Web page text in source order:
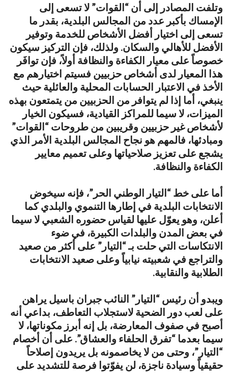
وتلفت المصادر إلى أن “القوات” لا تسعى إلى
الإمساك بأكبر عدد من المجالس البلدية، بقدر ما
تسعى إلى اختيار أفضل الأشخاص للخدمة وتوفير
الأفضل للأهالي والسكان. ولذلك، فإن التركيز سيكون
خصوصاً على معيار الكفاءة والنظافة أولاً، فإن توافَر
هذا المعيار لدى أشخاص حزبيين فسيتم اختيارهم مع
الأخذ في الاعتبار الحسابات المحلية والعائلية حيث
ينبغي، أما إذا لم يتوافر من الحزبيين من يتمتعون بهذه
الميزات، لا سيما للمراكز القيادية، فسيكون الخيار
لأشخاص غير حزبيين وقريبين من طروحات “القوات”
ومبادئها، فالمهم هو نجاح المجالس البلدية الأمر الذي
يشجع على تعزيز صلاحياتها وعلى تعميم معايير
الكفاءة والنظافة.
أما على خط “التيار الوطني الحر”، فإنه سيخوض
الانتخابات البلدية في إطارها التنموي والبلدي كما
أعلن، وهو يعوّل عليها لقياس حضوره الشعبي لا سيما
في بعض المدن والبلدات الكبيرة، في ضوء
الانتكاسات التي حلت بـ “التيار” على أكثر من صعيد
والتراجع في شعبيته نيابياً وعلى صعيد الانتخابات
الطلابية والنقابية.
ويبدو أن رئيس “التيار” النائب جبران باسيل يراهن
على لعب دور الضحية لاستجلاب التعاطف، بداعي أنه
أصبح في صفوف المعارضة، بل إنه أبرز مكوناتها، لا
سيما بعدما “تفرق الحلفاء والعشاق”. على أن أخصام
“التيار”، وحتى من لا يخاصمونه بل يريدون إصلاحاً
حقيقياً وسيادة ناجزة، لن يفوّتوا فرصة للتشديد على